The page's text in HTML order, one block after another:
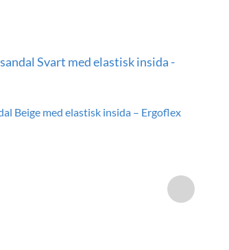
Beige med elastisk insida – Ergoflex